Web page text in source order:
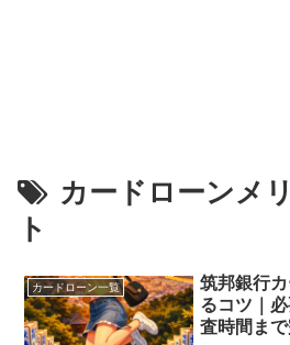
カードローンメ
ト
カードローン一覧
筑邦銀行
るコツ｜
査時間ま